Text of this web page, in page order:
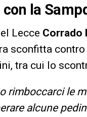
la
Lecce Corrado
sconfitta
tra cui lo
rimboccarci le
alcune